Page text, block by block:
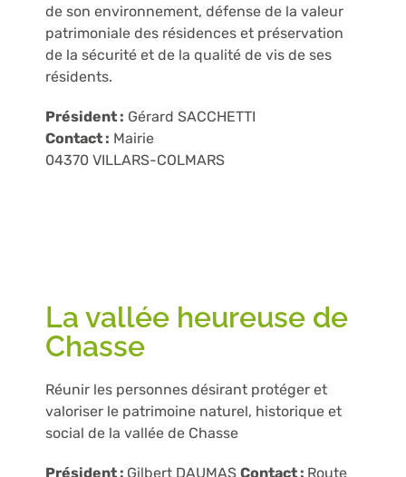
de son environnement, défense de la valeur
patrimoniale des résidences et préservation
de la sécurité et de la qualité de vis de ses
résidents.
Président : Gérard SACCHETTI
Contact : Mairie
04370 VILLARS-COLMARS
La vallée heureuse de
Chasse
Réunir les personnes désirant protéger et
valoriser le patrimoine naturel, historique et
social de la vallée de Chasse
Président : Gilbert DAUMAS Contact : Route